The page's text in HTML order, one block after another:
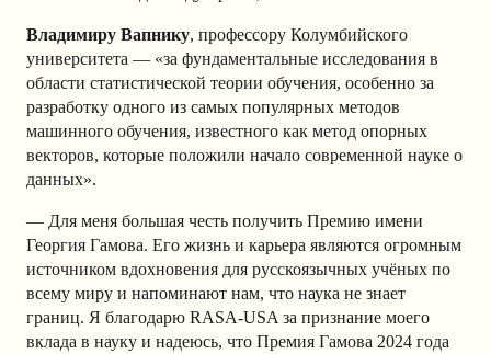
Владимиру Вапнику, профессору Колумбийского
университета — «за фундаментальные исследования в
области статистической теории обучения, особенно за
разработку одного из самых популярных методов
машинного обучения, известного как метод опорных
векторов, которые положили начало современной науке о
данных».
— Для меня большая честь получить Премию имени
Георгия Гамова. Его жизнь и карьера являются огромным
источником вдохновения для русскоязычных учёных по
всему миру и напоминают нам, что наука не знает
границ. Я благодарю RASA-USA за признание моего
вклада в науку и надеюсь, что Премия Гамова 2024 года